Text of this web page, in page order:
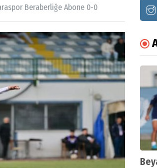
Beraberliğe Abone 0-0